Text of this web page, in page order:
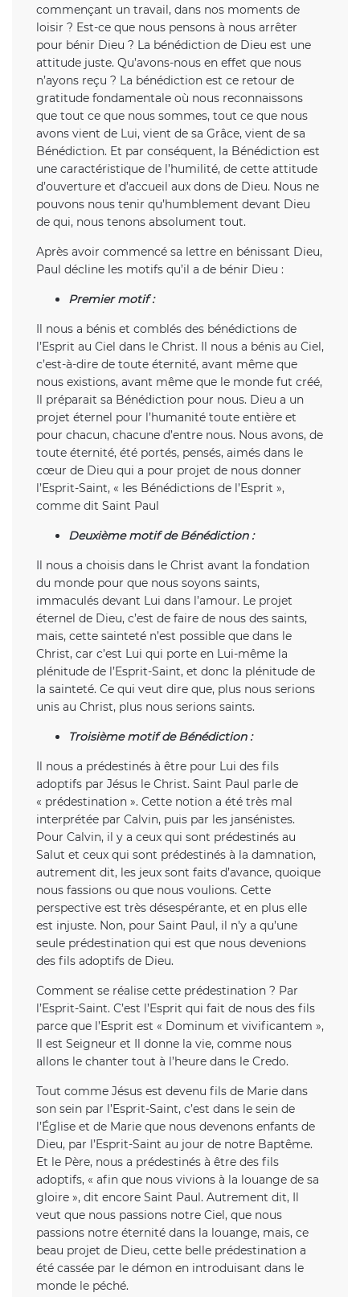
commençant un travail, dans nos moments de
loisir ? Est-ce que nous pensons à nous arrêter
pour bénir Dieu ? La bénédiction de Dieu est une
attitude juste. Qu’avons-nous en effet que nous
n’ayons reçu ? La bénédiction est ce retour de
gratitude fondamentale où nous reconnaissons
que tout ce que nous sommes, tout ce que nous
avons vient de Lui, vient de sa Grâce, vient de sa
Bénédiction. Et par conséquent, la Bénédiction est
une caractéristique de l’humilité, de cette attitude
d’ouverture et d’accueil aux dons de Dieu. Nous ne
pouvons nous tenir qu’humblement devant Dieu
de qui, nous tenons absolument tout.
Après avoir commencé sa lettre en bénissant Dieu,
Paul décline les motifs qu’il a de bénir Dieu :
Premier motif :
Il nous a bénis et comblés des bénédictions de
l’Esprit au Ciel dans le Christ. Il nous a bénis au Ciel,
c’est-à-dire de toute éternité, avant même que
nous existions, avant même que le monde fut créé,
Il préparait sa Bénédiction pour nous. Dieu a un
projet éternel pour l’humanité toute entière et
pour chacun, chacune d’entre nous. Nous avons, de
toute éternité, été portés, pensés, aimés dans le
cœur de Dieu qui a pour projet de nous donner
l’Esprit-Saint, « les Bénédictions de l’Esprit »,
comme dit Saint Paul
Deuxième motif de Bénédiction :
Il nous a choisis dans le Christ avant la fondation
du monde pour que nous soyons saints,
immaculés devant Lui dans l’amour. Le projet
éternel de Dieu, c’est de faire de nous des saints,
mais, cette sainteté n’est possible que dans le
Christ, car c’est Lui qui porte en Lui-même la
plénitude de l’Esprit-Saint, et donc la plénitude de
la sainteté. Ce qui veut dire que, plus nous serions
unis au Christ, plus nous serions saints.
Troisième motif de Bénédiction :
Il nous a prédestinés à être pour Lui des fils
adoptifs par Jésus le Christ. Saint Paul parle de
« prédestination ». Cette notion a été très mal
interprétée par Calvin, puis par les jansénistes.
Pour Calvin, il y a ceux qui sont prédestinés au
Salut et ceux qui sont prédestinés à la damnation,
autrement dit, les jeux sont faits d’avance, quoique
nous fassions ou que nous voulions. Cette
perspective est très désespérante, et en plus elle
est injuste. Non, pour Saint Paul, il n’y a qu’une
seule prédestination qui est que nous devenions
des fils adoptifs de Dieu.
Comment se réalise cette prédestination ? Par
l’Esprit-Saint. C’est l’Esprit qui fait de nous des fils
parce que l’Esprit est « Dominum et vivificantem »,
Il est Seigneur et Il donne la vie, comme nous
allons le chanter tout à l’heure dans le Credo.
Tout comme Jésus est devenu fils de Marie dans
son sein par l’Esprit-Saint, c’est dans le sein de
l’Église et de Marie que nous devenons enfants de
Dieu, par l’Esprit-Saint au jour de notre Baptême.
Et le Père, nous a prédestinés à être des fils
adoptifs, « afin que nous vivions à la louange de sa
gloire », dit encore Saint Paul. Autrement dit, Il
veut que nous passions notre Ciel, que nous
passions notre éternité dans la louange, mais, ce
beau projet de Dieu, cette belle prédestination a
été cassée par le démon en introduisant dans le
monde le péché.